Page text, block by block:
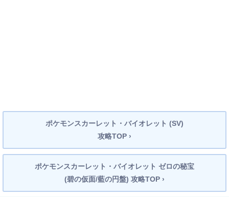
ポケモンスカーレット・バイオレット (SV)
攻略TOP ›
ポケモンスカーレット・バイオレット ゼロの秘宝
(碧の仮面/藍の円盤) 攻略TOP ›